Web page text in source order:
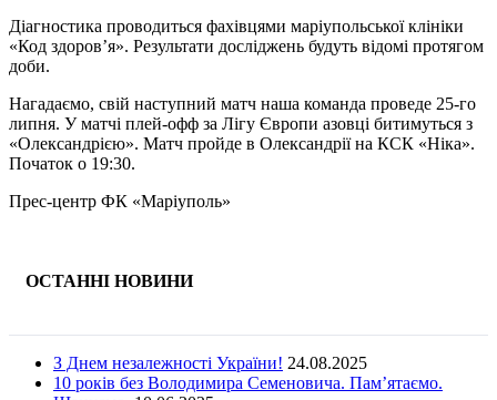
Діагностика проводиться фахівцями маріупольської клініки
«Код здоров’я». Результати досліджень будуть відомі протягом
доби.
Нагадаємо, свій наступний матч наша команда проведе 25-го
липня. У матчі плей-офф за Лігу Європи азовці битимуться з
«Олександрією». Матч пройде в Олександрії на КСК «Ніка».
Початок о 19:30.
Прес-центр ФК «Маріуполь»
ОСТАННІ НОВИНИ
З Днем незалежності України! 24.08.2025
10 років без Володимира Семеновича. Пам’ятаємо.